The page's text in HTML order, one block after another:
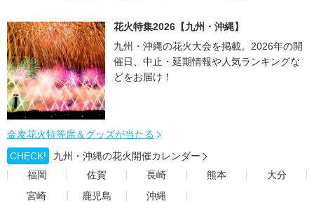
花火特集2026【九州・沖縄】
九州・沖縄の花火大会を掲載。2026年の開
催日、中止・延期情報や人気ランキングな
どをお届け！
金麦花火特等席＆グッズが当たる
CHECK!
九州・沖縄の花火開催カレンダー
福岡
佐賀 長崎 熊本
大分
宮崎
鹿児島 沖縄